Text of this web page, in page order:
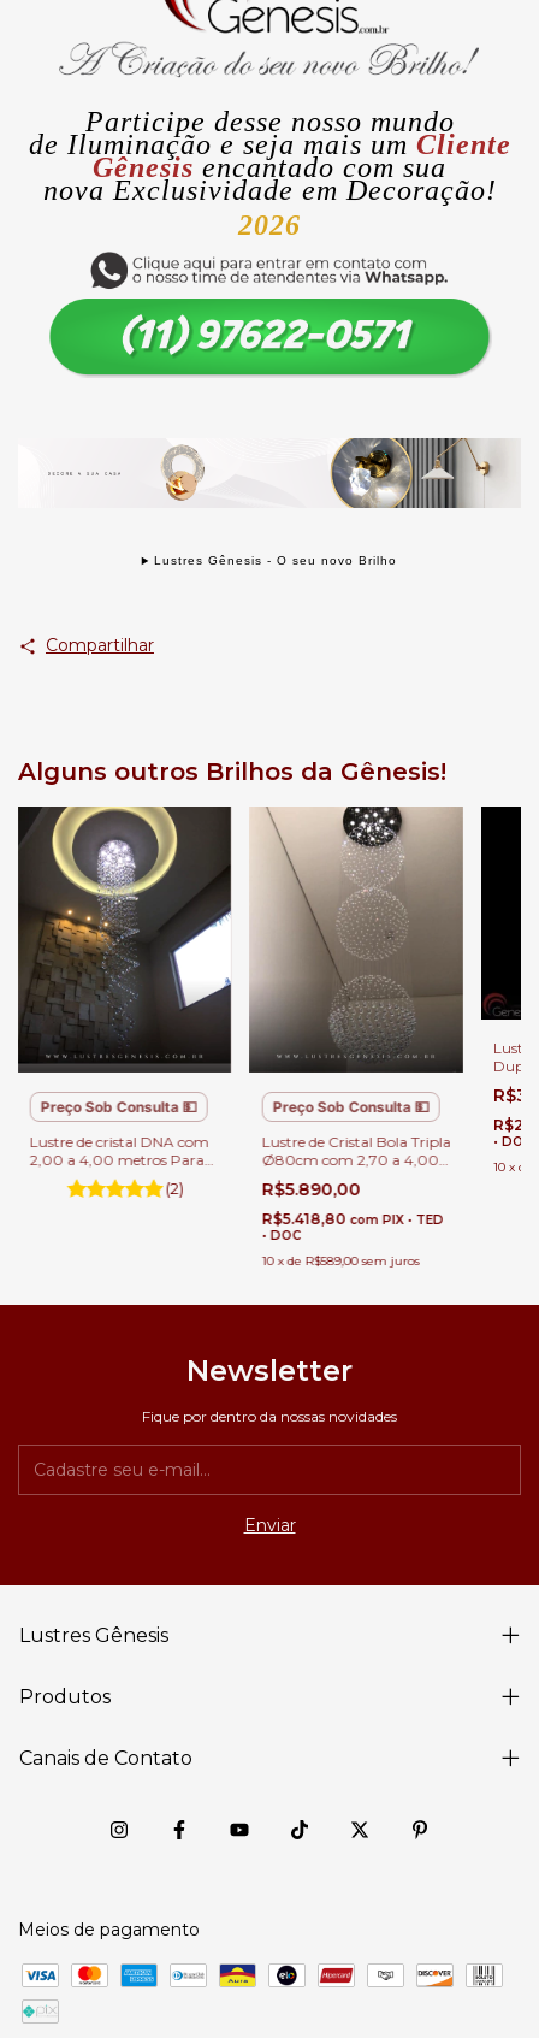
Participe desse nosso mundo
de Iluminação e seja mais um Cliente
Gênesis encantado com sua
nova Exclusividade em Decoração!
2026
Lustres Gênesis - O seu novo Brilho
Compartilhar
Alguns outros Brilhos da Gênesis!
Preço Sob Consulta 💵
Lustre de cristal DNA com
2,00 a 4,00 metros Para
Casas com Pé Direito
Duplo.
(2)
Preço Sob Consulta 💵
Lustre de Cristal Bola Tripla
Ø80cm com 2,70 a 4,00
metros para Casa com Pé
Direito Duplo
R$5.890,00
R$5.418,80 com PIX • TED
• DOC
10 xde R$589,00 sem juros
3,00
com
• DOC
10 x de
Newsletter
Fique por dentro da nossas novidades
Lustres Gênesis
Produtos
Canais de Contato
Meios de pagamento